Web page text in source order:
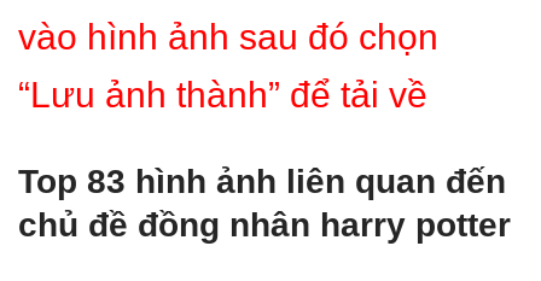
vào hình ảnh sau đó chọn
“Lưu ảnh thành” để tải về
Top 83 hình ảnh liên quan đến
chủ đề đồng nhân harry potter